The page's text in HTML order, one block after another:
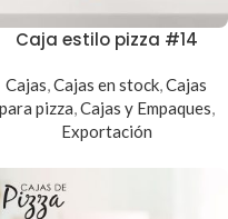
Caja estilo pizza #14
Cajas,Cajas en stock,Cajas
para pizza,Cajas y Empaques,
Exportación